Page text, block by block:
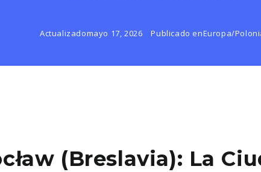
Actualizadomayo 17, 2026 Publicado enEuropa/
(Breslavia): La